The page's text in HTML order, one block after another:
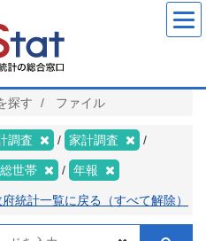
探す ファイル
調査 家計調査
総世帯 年報
統計一覧に戻る（すべて解除）